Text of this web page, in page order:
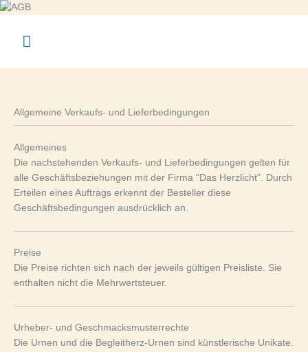
Hauptmenü
Allgemeine Verkaufs- und Lieferbedingungen
Allgemeines
Die nachstehenden Verkaufs- und Lieferbedingungen gelten für
alle Geschäftsbeziehungen mit der Firma “Das Herzlicht”. Durch
Erteilen eines Auftrags erkennt der Besteller diese
Geschäftsbedingungen ausdrücklich an.
Preise
Die Preise richten sich nach der jeweils gültigen Preisliste. Sie
enthalten nicht die Mehrwertsteuer.
Urheber- und Geschmacksmusterrechte
Die Urnen und die Begleitherz-Urnen sind künstlerische Unikate.